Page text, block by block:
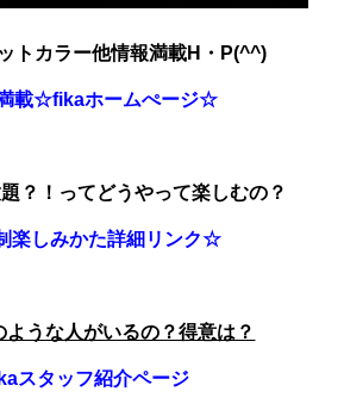
トカラー他情報満載H・P(^^)
載☆fikaホームぺージ☆
？！ってどうやって楽しむの？
楽しみかた詳細リンク☆
ような人がいるの？得意は？
スタッフ紹介ページ